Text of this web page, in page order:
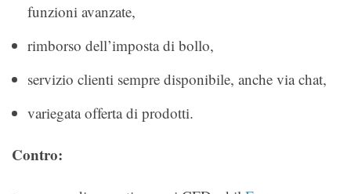
funzioni avanzate,
rimborso dell’imposta di bollo,
servizio clienti sempre disponibile, anche via chat,
variegata offerta di prodotti.
Contro: